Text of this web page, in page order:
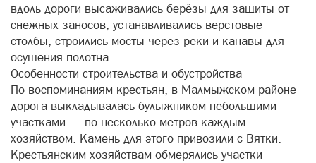
вдоль дороги высаживались берёзы для защиты от
снежных заносов, устанавливались верстовые
столбы, строились мосты через реки и канавы для
осушения полотна.
Особенности строительства и обустройства
По воспоминаниям крестьян, в Малмыжском районе
дорога выкладывалась булыжником небольшими
участками — по несколько метров каждым
хозяйством. Камень для этого привозили с Вятки.
Крестьянским хозяйствам обмерялись участки